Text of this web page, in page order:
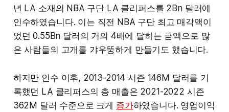
년 LA 소재의 NBA 구단 LA 클리퍼스를 2Bn 달러에
인수하였습니다. 이는 직전 NBA 구단 최고 매각액이
었던 0.55Bn 달러의 거의 4배에 달하는 금액으로 많
은 사람들의 고개를 갸우뚱하게 만들기도 했습니다.
하지만 인수 이후, 2013-2014 시즌 146M 달러를 기
록했던 LA 클리퍼스의 총 매출은 2021-2022 시즌
362M 달러 수준으로 크게 증가하였습니다. 영업이익